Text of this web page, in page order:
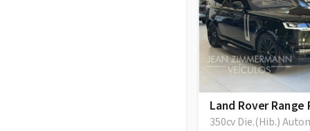
Land Rover Range
350cv Die.(Hib.)